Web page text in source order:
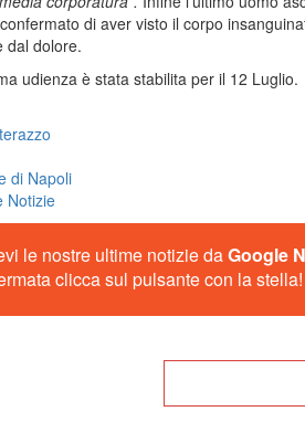
di aver visto il corpo
dal dolore.
udienza è stata stabilita per il 12 Luglio.
di Napoli
Notizie
le nostre ultime notizie daGoogle
clicca sul pulsante con la stella!